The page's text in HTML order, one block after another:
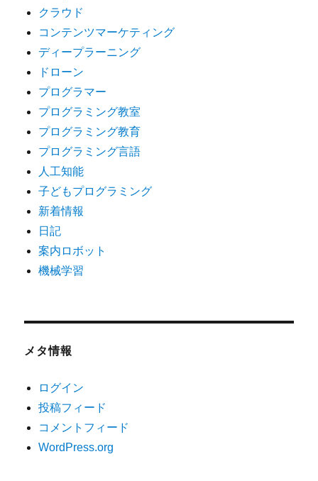
クラウド
コンテンツマーケティング
ディープラーニング
ドローン
プログラマー
プログラミング教室
プログラミング教育
プログラミング言語
人工知能
子どもプログラミング
新着情報
日記
案内ロボット
機械学習
メタ情報
ログイン
投稿フィード
コメントフィード
WordPress.org